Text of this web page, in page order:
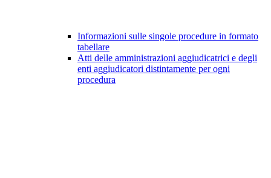
Informazioni sulle singole procedure in formato
tabellare
Atti delle amministrazioni aggiudicatrici e degli
enti aggiudicatori distintamente per ogni
procedura